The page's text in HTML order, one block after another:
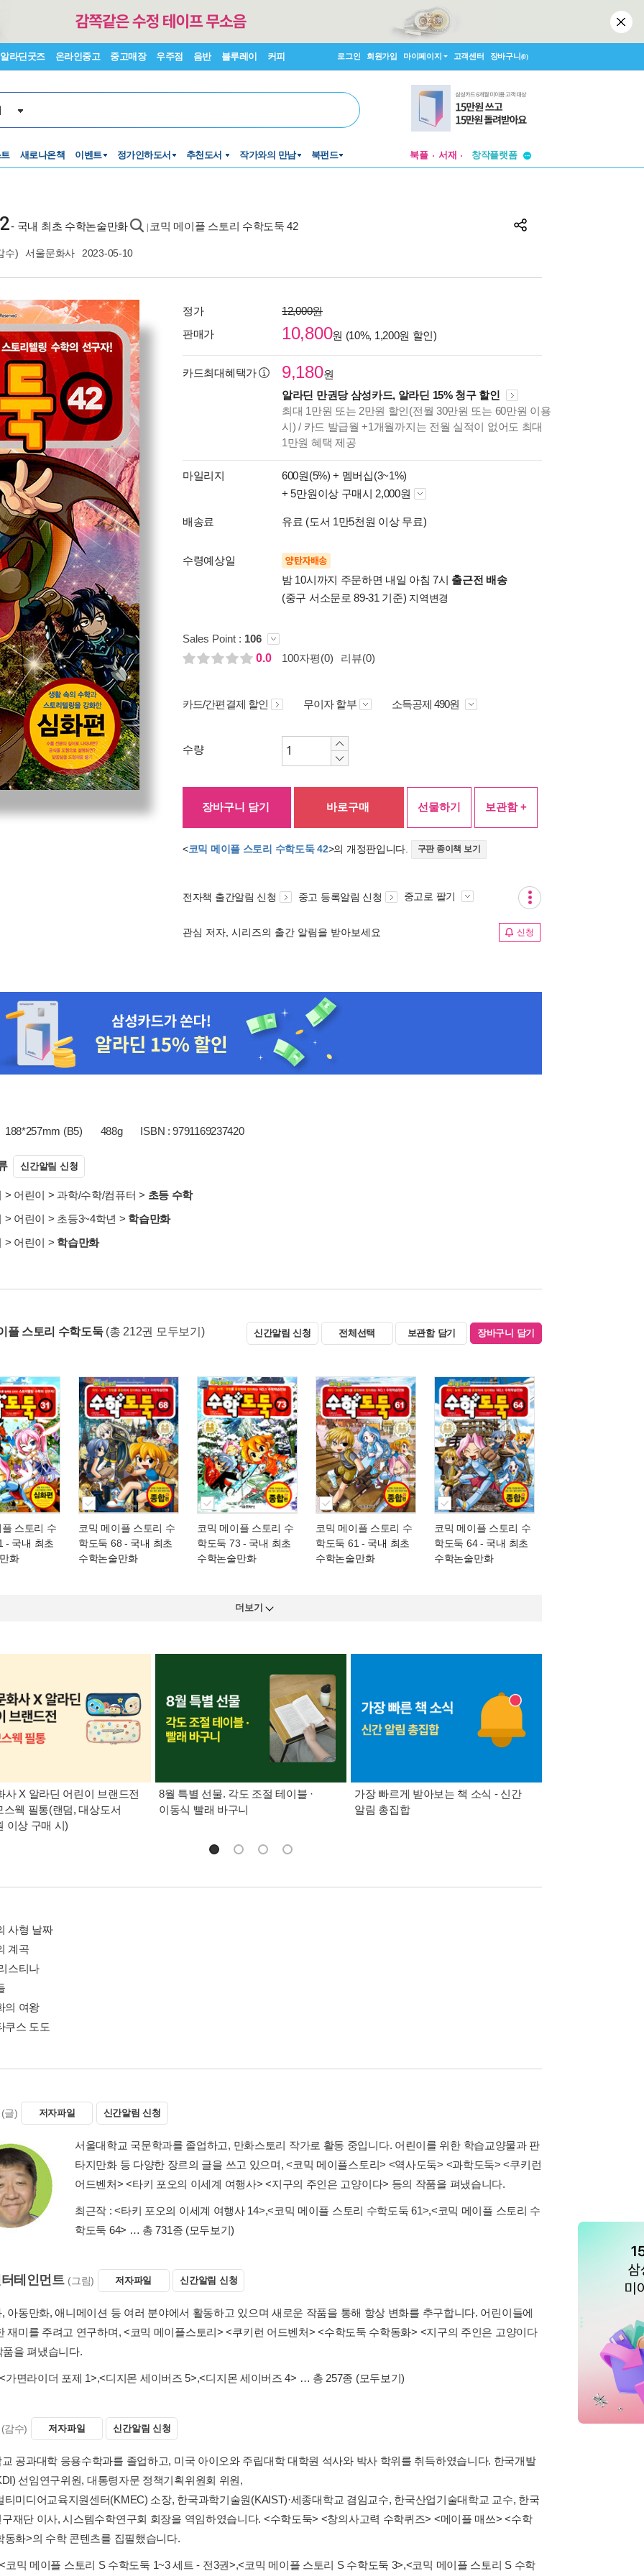
알라딘굿즈 온라인중고 중고매장 우주점 음반 블루레이 커피 로그인 회원가입 마이페이지 고객센터 장바구니(0)
새로나온책 이벤트 정가인하도서 추천도서 작가와의 만남 북펀드 북플 서재
창작플랫폼
- 국내 최초 수학논술만화 코믹 메이플 스토리 수학도둑 42
수) 서울문화사 2023-05-10
정가
12,000원
판매가
10,800원 (10%, 1,200원 할인)
카드최대혜택가 9,180원
알라딘 만권당 삼성카드, 알라딘 15% 청구 할인
최대 1만원 또는 2만원 할인(전월 30만원 또는 60만원 이용
시) / 카드 발급월 +1개월까지는 전월 실적이 없어도 최대
1만원 혜택 제공
마일리지 600원(5%) + 멤버십(3~1%)
+ 5만원이상 구매시 2,000원
배송료 유료 (도서 1만5천원 이상 무료)
수령예상일 양탄자배송
밤 10시까지 주문하면 내일 아침 7시 출근전 배송
(중구 서소문로 89-31 기준) 지역변경
Sales Point : 106
0.0
100자평(0) 리뷰(0)
카드/간편결제 할인 무이자 할부 소득공제 490원
수량
장바구니 담기 바로구매 선물하기 보관함 +
<코믹 메이플 스토리 수학도둑 42>의 개정판입니다. 구판 종이책 보기
전자책 출간알림 신청 중고 등록알림 신청 중고로 팔기
관심 저자, 시리즈의 출간 알림을 받아보세요 신청
188*257mm (B5) 488g ISBN : 9791169237420
신간알림 신청
> 어린이 >과학/수학/컴퓨터 > 초등 수학
> 어린이 > 초등3~4학년 > 학습만화
> 어린이 > 학습만화
플 스토리 수학도둑 (총 212권 모두보기) 신간알림 신청 전체선택 보관함 담기 장바구니 담기
스토리 수
- 국내 최초
화
코믹 메이플 스토리 수
학도둑 68 - 국내 최초
수학논술만화
코믹 메이플 스토리 수
학도둑 73 - 국내 최초
수학논술만화
코믹 메이플 스토리 수
학도둑 61 - 국내 최초
수학논술만화
코믹 메이플 스토리 수
학도둑 64- 국내 최초
수학논술만화
더보기
사 X 알라딘 어린이 브랜드전
스웩 필통(랜덤, 대상도서
이상 구매 시)
8월 특별 선물. 각도 조절 테이블 ·
이동식 빨래 바구니
가장 빠르게 받아보는 책 소식 - 신간
알림 총집합
사형 날짜
계곡
스티나
의 여왕
쿠스 도도
(글) 저자파일 신간알림 신청
서울대학교 국문학과를 졸업하고, 만화스토리 작가로 활동 중입니다. 어린이를 위한 학습교양물과 판
타지만화 등 다양한 장르의 글을 쓰고 있으며, <코믹 메이플스토리> <역사도둑> <과학도둑> <쿠키런
어드벤처> <타키 포오의 이세계 여행사> <지구의 주인은 고양이다> 등의 작품을 펴냈습니다.
최근작 :<타키 포오의 이세계 여행사 14>,<코믹 메이플 스토리 수학도둑 61>,<코믹 메이플 스토리 수
학도둑 64> … 총 731종 (모두보기)
테인먼트 (그림) 저자파일 신간알림 신청
아동만화, 애니메이션 등 여러 분야에서 활동하고 있으며 새로운 작품을 통해 항상 변화를 추구합니다. 어린이들에
재미를 주려고 연구하며, <코믹 메이플스토리> <쿠키런 어드벤처> <수학도둑 수학동화> <지구의 주인은 고양이다
품을 펴냈습니다.
<가면라이더 포제 1>,<디지몬 세이버즈 5>,<디지몬 세이버즈 4> … 총 257종 (모두보기)
(감수) 저자파일 신간알림 신청
공과대학 응용수학과를 졸업하고, 미국 아이오와 주립대학 대학원 석사와 박사 학위를 취득하였습니다. 한국개발
선임연구위원, 대통령자문 정책기획위원회 위원,
티미디어교육지원센터(KMEC) 소장, 한국과학기술원(KAIST)·세종대학교 겸임교수, 한국산업기술대학교 교수, 한국
재단 이사, 시스템수학연구회 회장을 역임하였습니다. <수학도둑> <창의사고력 수학퀴즈> <메이플 매쓰> <수학
동화>의 수학 콘텐츠를 집필했습니다.
<코믹 메이플 스토리 S 수학도둑 1~3 세트 - 전3권>,<코믹 메이플 스토리 S 수학도둑 3>,<코믹 메이플 스토리 S 수학